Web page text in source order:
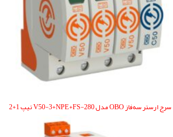
سرج ارستر سه‌فاز OBO مدل V50-3+NPE+FS-280 تیپ 1+2